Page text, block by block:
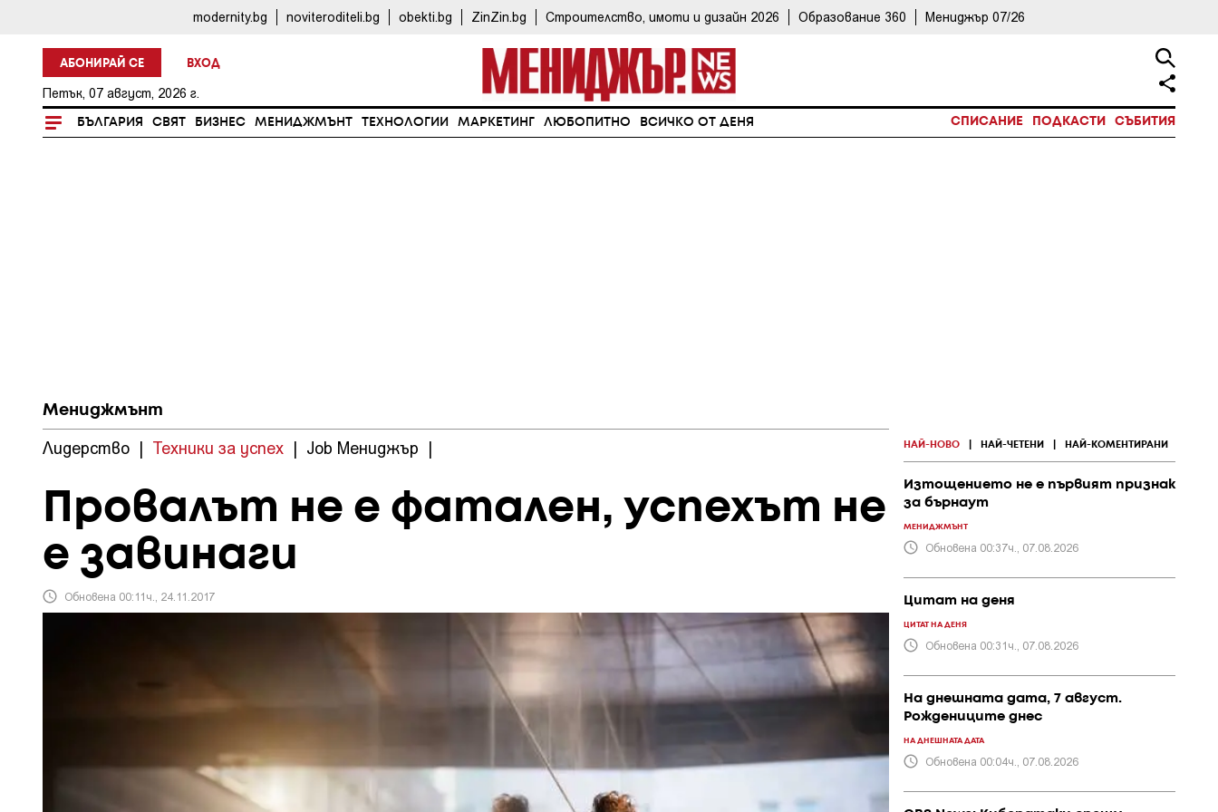
modernity.bg noviteroditeli.bg obekti.bg ZinZin.bg Строителство, имоти и дизайн 2026 Образование 360 Мениджър 07/26
АБОНИРАЙ СЕ ВХОД
Петък, 07 август, 2026 г.
БЪЛГАРИЯ СВЯТ БИЗНЕС МЕНИДЖМЪНТ ТЕХНОЛОГИИ МАРКЕТИНГ ЛЮБОПИТНО ВСИЧКО ОТ ДЕНЯ СПИСАНИЕ ПОДКАСТИ СЪБИТИЯ
Мениджмънт
Лидерство | Техники за успех | Job Мениджър |
Провалът не е фатален, успехът не
е завинаги
Обновена 00:11ч., 24.11.2017
НАЙ-НОВО НАЙ-ЧЕТЕНИ НАЙ-КОМЕНТИРАНИ
Изтощението не е първият признак
за бърнаут
МЕНИДЖМЪНТ
Обновена 00:37ч., 07.08.2026
Цитат на деня
ЦИТАТ НА ДЕНЯ
Обновена 00:31ч., 07.08.2026
На днешната дата, 7 август.
Рождениците днес
НА ДНЕШНАТА ДАТА
Обновена 00:04ч., 07.08.2026